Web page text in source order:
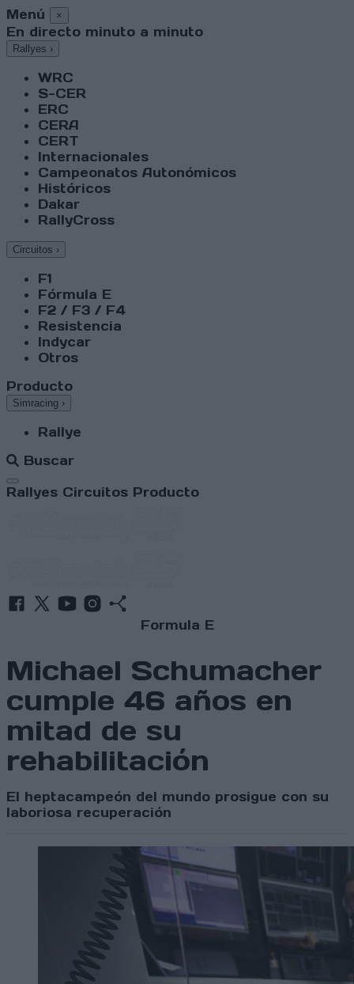
Menú ×
En directo minuto a minuto
Rallyes ›
WRC
S-CER
ERC
CERA
CERT
Internacionales
Campeonatos Autonómicos
Históricos
Dakar
RallyCross
Circuitos ›
F1
Fórmula E
F2 / F3 / F4
Resistencia
Indycar
Otros
Producto
Simracing ›
Rallye
Buscar
Abrir menú
Rallyes Circuitos Producto
Formula E
Michael Schumacher
cumple 46 años en
mitad de su
rehabilitación
El heptacampeón del mundo prosigue con su
laboriosa recuperación